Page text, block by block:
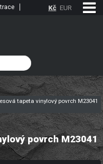
tapeta vinylový povrch M23041
povrch M23041
Kč EUR